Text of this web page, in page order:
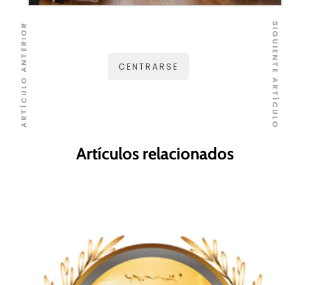
CENTRARSE
Artículos relacionados
ARTÍCULO ANTERIOR SIGUIENTE ARTÍCULO